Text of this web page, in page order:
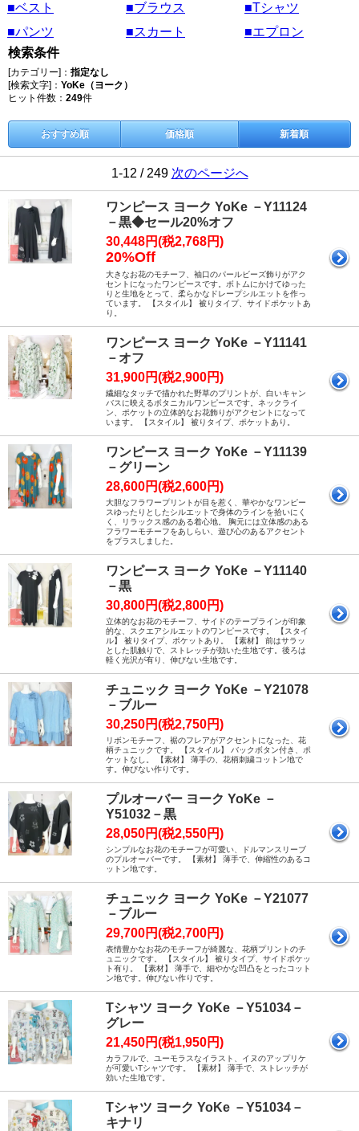
■ベスト
■ブラウス
■Tシャツ
■パンツ
■スカート
■エプロン
検索条件
[カテゴリー]： 指定なし
[検索文字]： YoKe（ヨーク）
ヒット件数： 249件
おすすめ順 価格順 新着順
1-12 / 249 次のページへ
ワンピース ヨーク YoKe －Y11124
－黒◆セール20%オフ
30,448円(税2,768円)
20%Off
大きなお花のモチーフ、袖口のパールビーズ飾りがアク
セントになったワンピースです。ボトムにかけてゆった
りと生地をとって、柔らかなドレープシルエットを作っ
ています。 【スタイル】 被りタイプ、サイドポケットあ
り。
ワンピース ヨーク YoKe －Y11141
－オフ
31,900円(税2,900円)
繊細なタッチで描かれた野草のプリントが、白いキャン
バスに映えるボタニカルワンピースです。ネックライ
ン、ポケットの立体的なお花飾りがアクセントになって
います。 【スタイル】 被りタイプ、ポケットあり。
ワンピース ヨーク YoKe －Y11139
－グリーン
28,600円(税2,600円)
大胆なフラワープリントが目を惹く、華やかなワンピー
スゆったりとしたシルエットで身体のラインを拾いにく
く、リラックス感のある着心地。 胸元には立体感のある
フラワーモチーフをあしらい、遊び心のあるアクセント
をプラスしました。
ワンピース ヨーク YoKe －Y11140
－黒
30,800円(税2,800円)
立体的なお花のモチーフ、サイドのテープラインが印象
的な、スクエアシルエットのワンピースです。 【スタイ
ル】 被りタイプ、ポケットあり。 【素材】 前はサラッ
とした肌触りで、ストレッチが効いた生地です。後ろは
軽く光沢が有り、伸びない生地です。
チュニック ヨーク YoKe －Y21078
－ブルー
30,250円(税2,750円)
リボンモチーフ、裾のフレアがアクセントになった、花
柄チュニックです。 【スタイル】 バックボタン付き、ポ
ケットなし。 【素材】 薄手の、花柄刺繍コットン地で
す。伸びない作りです。
プルオーバー ヨーク YoKe －
Y51032－黒
28,050円(税2,550円)
シンプルなお花のモチーフが可愛い、ドルマンスリーブ
のプルオーバーです。 【素材】 薄手で、伸縮性のあるコ
ットン地です。
チュニック ヨーク YoKe －Y21077
－ブルー
29,700円(税2,700円)
表情豊かなお花のモチーフが綺麗な、花柄プリントのチ
ュニックです。 【スタイル】 被りタイプ、サイドポケッ
ト有り。 【素材】 薄手で、細やかな凹凸をとったコット
ン地です。伸びない作りです。
Tシャツ ヨーク YoKe －Y51034－
グレー
21,450円(税1,950円)
カラフルで、ユーモラスなイラスト、イヌのアップリケ
が可愛いTシャツです。 【素材】 薄手で、ストレッチが
効いた生地です。
Tシャツ ヨーク YoKe －Y51034－
キナリ